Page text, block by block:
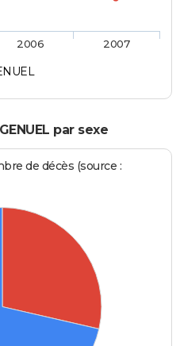
2006 2007
par sexe
de décès (source :